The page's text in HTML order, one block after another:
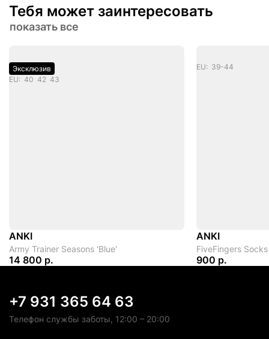
Тебя может заинтересовать
показать все
Эксклюзив
EU: 40 42 43
ANKI
Army Trainer Seasons 'Blue'
14 800 р.
EU: 39-44
ANKI
FiveFingers
900 р.
+7 931 365 64 63
Телефон службы заботы, 12:00 – 20:00